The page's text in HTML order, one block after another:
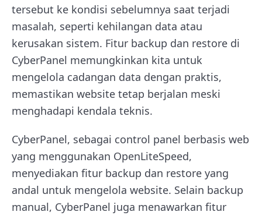
tersebut ke kondisi sebelumnya saat terjadi
masalah, seperti kehilangan data atau
kerusakan sistem. Fitur backup dan restore di
CyberPanel memungkinkan kita untuk
mengelola cadangan data dengan praktis,
memastikan website tetap berjalan meski
menghadapi kendala teknis.
CyberPanel, sebagai control panel berbasis web
yang menggunakan OpenLiteSpeed,
menyediakan fitur backup dan restore yang
andal untuk mengelola website. Selain backup
manual, CyberPanel juga menawarkan fitur